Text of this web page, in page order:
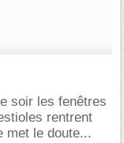
soir les fenêtres
rentrent
met le doute...